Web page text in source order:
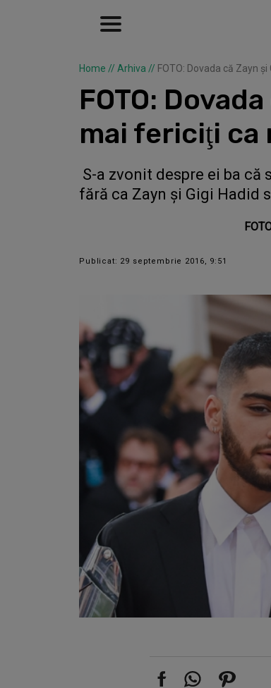
Home // Arhiva // FOTO: Dovada că Zayn
FOTO:
mai fericiţi ca
S-a zvonit despre ei ba că
fără ca Zayn şi Gigi Hadid
Publicat: 29 septembrie 2016, 9:51